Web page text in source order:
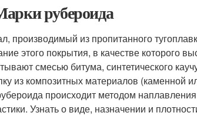
рубероида
производимый из пропитанного
этого покрытия, в качестве которого
смесью битума, синтетического
из композитных материалов (каменной
происходит методом
Узнать о виде, назначении и